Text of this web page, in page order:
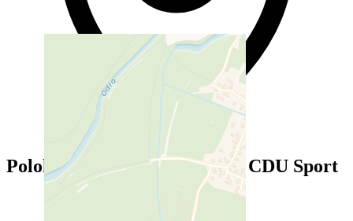
Poloha — Sportovní centrum CDU Sport